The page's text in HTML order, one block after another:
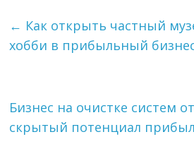
← Как открыть частный
хобби в прибыльный
Бизнес на очистке систем
скрытый потенциал